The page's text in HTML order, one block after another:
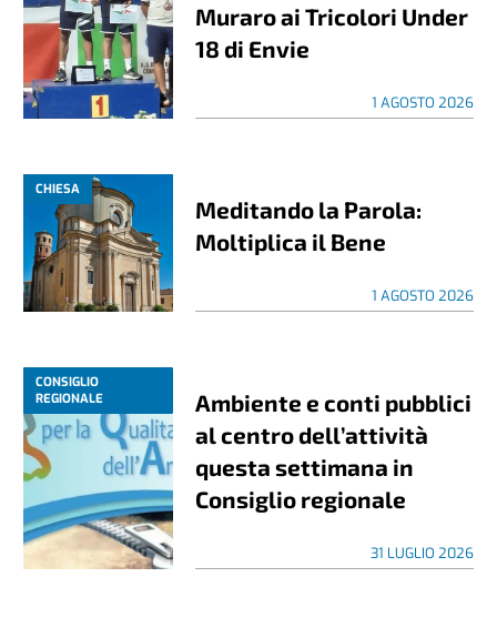
Muraro ai Tricolori Under
18 di Envie
1 AGOSTO 2026
CHIESA
Meditando la Parola:
Moltiplica il Bene
1 AGOSTO 2026
CONSIGLIO
REGIONALE
Ambiente e conti pubblici
al centro dell’attività
questa settimana in
Consiglio regionale
31 LUGLIO 2026